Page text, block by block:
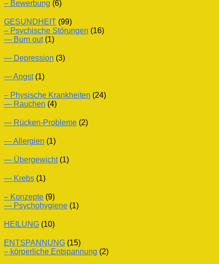
– Bewerbung (6)
GESUNDHEIT (99)
– Psychische Störungen (16)
— Burn out(1)
— Depression (3)
— Angst(1)
– Physische Krankheiten (24)
— Rauchen (4)
— Rücken-Probleme (2)
— Allergien (1)
— Übergewicht(1)
— Krebs (1)
– Konzepte (9)
— Psychohygiene (1)
HEILUNG (10)
ENTSPANNUNG (15)
– körperliche Entspannung (2)